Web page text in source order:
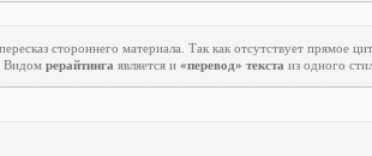
стороннего материала. Так как отсутствует
Видом рерайтинга является и «перевод» текста из одного